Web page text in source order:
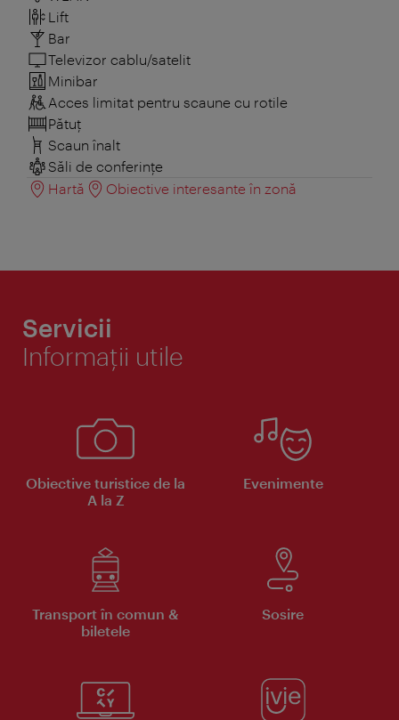
Lift
Bar
Televizor cablu/satelit
Minibar
Acces limitat pentru scaune cu rotile
Pătuţ
Scaun înalt
Săli de conferințe
Hartă
Obiective interesante în zonă
Servicii
Informaţii utile
Obiective turistice de la
A la Z
Evenimente
Transport în comun &
biletele
Sosire